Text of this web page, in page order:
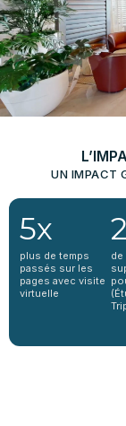
UN IMPACT
5x
plus de temps
passés sur les
pages avec visite
virtuelle